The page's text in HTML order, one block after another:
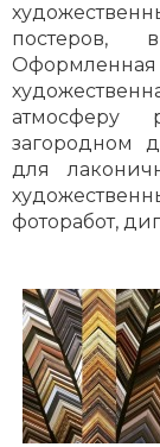
атмосферу
загородном
для
фоторабот,